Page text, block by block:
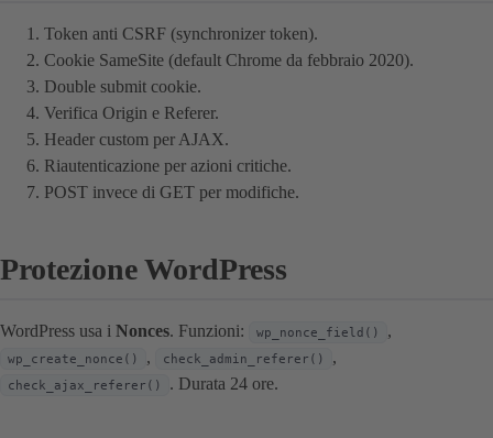
Token anti CSRF (synchronizer token).
Cookie SameSite (default Chrome da febbraio 2020).
Double submit cookie.
Verifica Origin e Referer.
Header custom per AJAX.
Riautenticazione per azioni critiche.
POST invece di GET per modifiche.
Protezione WordPress
WordPress usa i Nonces. Funzioni: wp_nonce_field() ,
wp_create_nonce() , check_admin_referer() ,
check_ajax_referer() . Durata 24 ore.